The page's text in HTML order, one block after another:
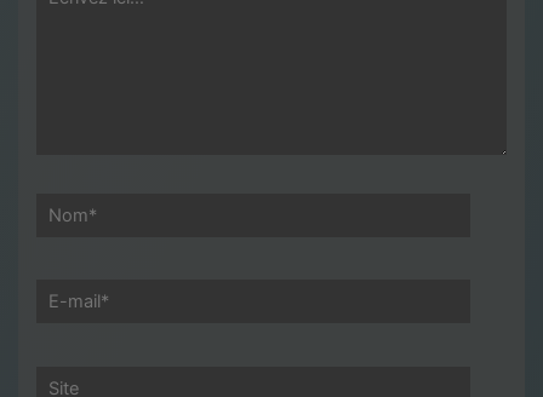
Nom*
E-
Site